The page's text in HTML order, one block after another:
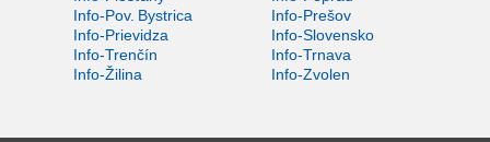
Info-Pov. Bystrica
Info-Prešov
Info-Prievidza
Info-Slovensko
Info-Trenčín
Info-Trnava
Info-Žilina
Info-Zvolen